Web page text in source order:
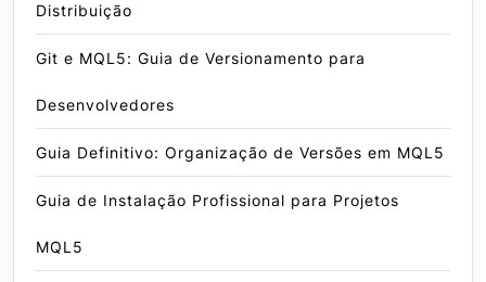
Distribuição
Git e MQL5: Guia de Versionamento para
Desenvolvedores
Guia Definitivo: Organização de Versões em MQL5
Guia de Instalação Profissional para Projetos
MQL5